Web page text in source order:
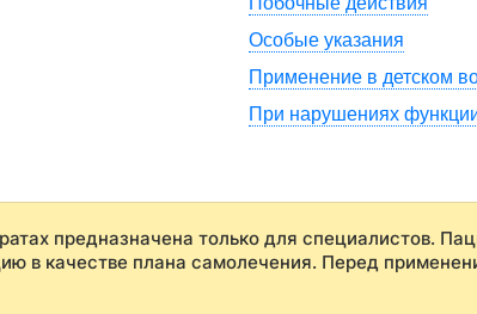
Особые указания
Применение в детском
При нарушениях
предназначена только для специалистов.
в качестве плана самолечения. Перед